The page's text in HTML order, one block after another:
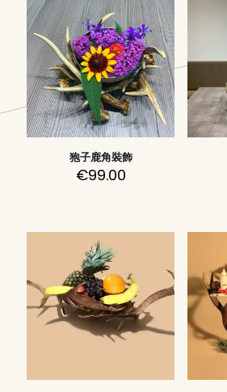
狍子鹿角裝飾
€99.00